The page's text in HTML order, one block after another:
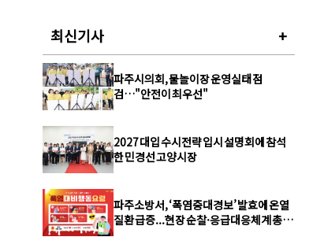
최신기사 +
파주시의회, 물놀이장 운영실태 점
검…"안전이 최우선"
2027 대입 수시전략 입시 설명회에 참석
한 민경선 고양시장
파주소방서, ‘폭염중대경보’ 발효에 온열
질환 급증...현장 순찰·응급대응체계 총력